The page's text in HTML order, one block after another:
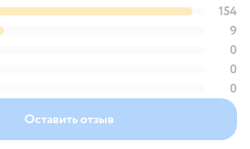
154
9
0
0
0
Оставить отзыв